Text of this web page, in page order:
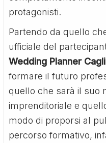
protagonisti.
Partendo da quello
ufficiale del
Wedding Planner
formare il futuro
quello che sarà il suo
imprenditoriale e
modo di proporsi al
percorso formativo,